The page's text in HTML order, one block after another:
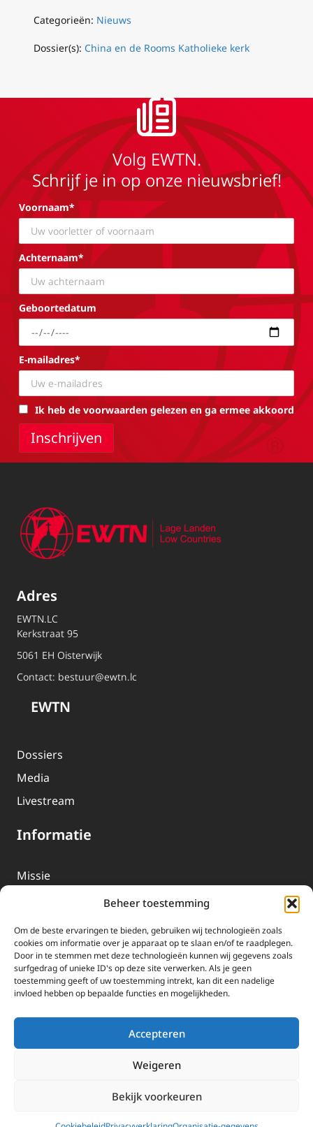
Beheer toestemming
Om de beste ervaringen te bieden, gebruiken wij technologieën zoals
cookies om informatie over je apparaat op te slaan en/of te raadplegen.
Door in te stemmen met deze technologieën kunnen wij gegevens zoals
surfgedrag of unieke ID's op deze site verwerken. Als je geen
toestemming geeft of uw toestemming intrekt, kan dit een nadelige
invloed hebben op bepaalde functies en mogelijkheden.
Accepteren
Weigeren
Bekijk voorkeuren
Categorieën: Nieuws
Dossier(s): China en de Rooms Katholieke kerk
Volg EWTN.
Schrijf je in op onze nieuwsbrief!
Voornaam*
Achternaam*
Geboortedatum
E-mailadres*
Ik heb de voorwaarden gelezen en ga ermee akkoord
Adres
EWTN.LC
Kerkstraat 95
5061 EH Oisterwijk
Contact: bestuur@ewtn.lc
EWTN
Dossiers
Media
Livestream
Informatie
Missie
EWTN-Team
Organisatiegegevens
Doneren
EWTN wordt uitsluitend gefinancierd door uw donaties.
Wij ontvangen bewust geen advertentie-inkomsten of